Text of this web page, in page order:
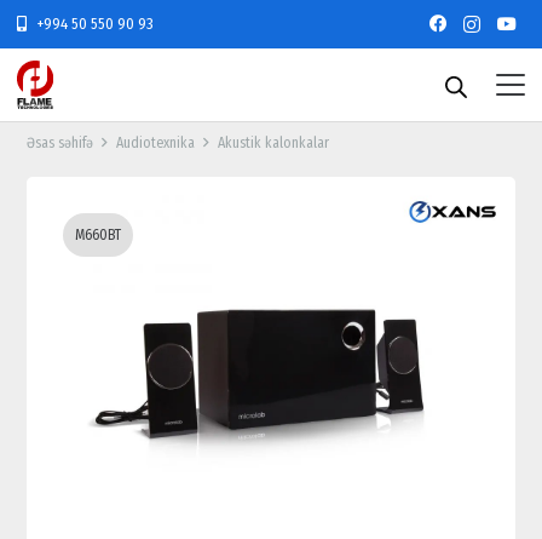
+994 50 550 90 93
Əsas səhifə Audiotexnika Akustik kalonkalar
M660BT